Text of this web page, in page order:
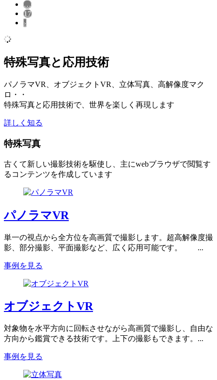
…
17
›
特殊写真と応用技術
パノラマVR、オブジェクトVR、立体写真、高解像度マク
ロ・・
特殊写真と応用技術で、世界を楽しく再現します
詳しく知る
特殊写真
古くて新しい撮影技術を駆使し、主にwebブラウザで閲覧す
るコンテンツを作成しています
パノラマVR
単一の視点から全方位を高画質で撮影します。超高解像度撮
影、部分撮影、平面撮影など、広く応用可能です。 ...
事例を見る
オブジェクトVR
対象物を水平方向に回転させながら高画質で撮影し、自由な
方向から鑑賞できる技術です。上下の撮影もできます。...
事例を見る